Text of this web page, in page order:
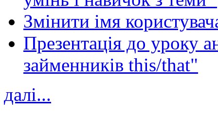
Змінити імя
Презентація до уроку
займенників this/that"
далі...